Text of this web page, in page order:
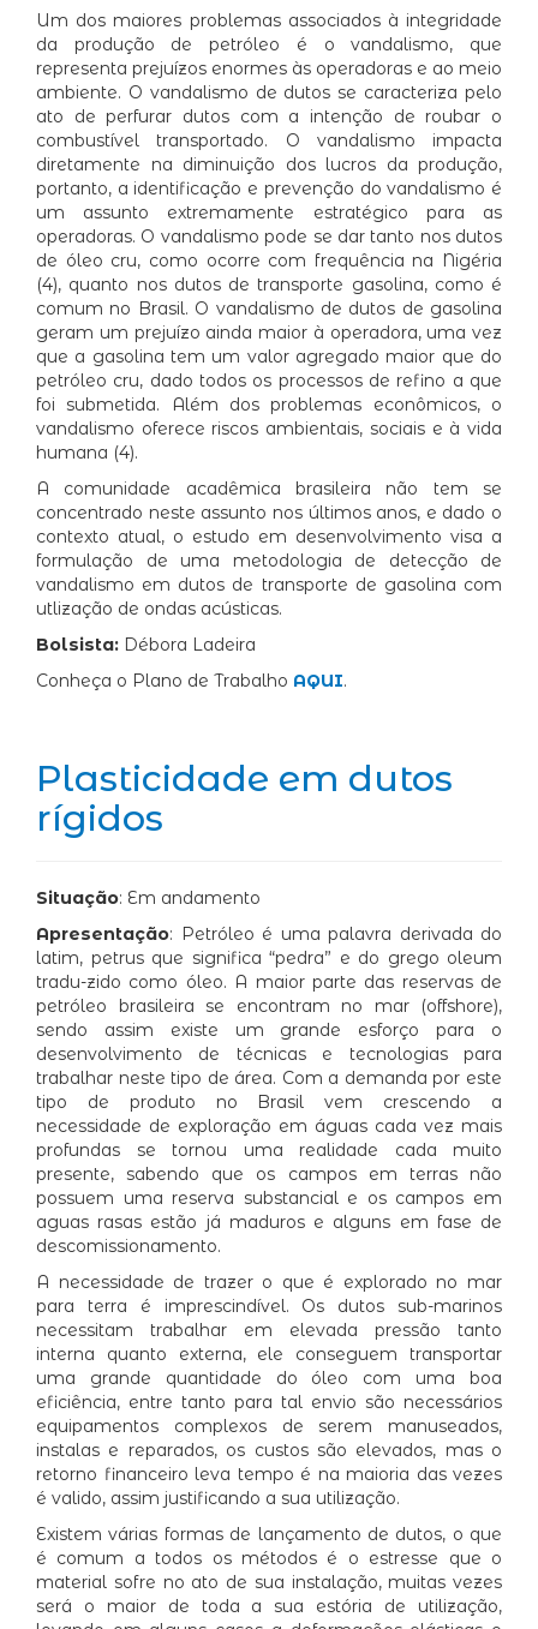
Um dos maiores problemas associados à integridade
da produção de petróleo é o vandalismo, que
representa prejuízos enormes às operadoras e ao meio
ambiente. O vandalismo de dutos se caracteriza pelo
ato de perfurar dutos com a intenção de roubar o
combustível transportado. O vandalismo impacta
diretamente na diminuição dos lucros da produção,
portanto, a identificação e prevenção do vandalismo é
um assunto extremamente estratégico para as
operadoras. O vandalismo pode se dar tanto nos dutos
de óleo cru, como ocorre com frequência na Nigéria
(4), quanto nos dutos de transporte gasolina, como é
comum no Brasil. O vandalismo de dutos de gasolina
geram um prejuízo ainda maior à operadora, uma vez
que a gasolina tem um valor agregado maior que do
petróleo cru, dado todos os processos de refino a que
foi submetida. Além dos problemas econômicos, o
vandalismo oferece riscos ambientais, sociais e à vida
humana (4).
A comunidade acadêmica brasileira não tem se
concentrado neste assunto nos últimos anos, e dado o
contexto atual, o estudo em desenvolvimento visa a
formulação de uma metodologia de detecção de
vandalismo em dutos de transporte de gasolina com
utlização de ondas acústicas.
Bolsista: Débora Ladeira
Conheça o Plano de Trabalho AQUI.
Plasticidade em dutos
rígidos
Situação: Em andamento
Apresentação: Petróleo é uma palavra derivada do
latim, petrus que significa “pedra” e do grego oleum
tradu-zido como óleo. A maior parte das reservas de
petróleo brasileira se encontram no mar (offshore),
sendo assim existe um grande esforço para o
desenvolvimento de técnicas e tecnologias para
trabalhar neste tipo de área. Com a demanda por este
tipo de produto no Brasil vem crescendo a
necessidade de exploração em águas cada vez mais
profundas se tornou uma realidade cada muito
presente, sabendo que os campos em terras não
possuem uma reserva substancial e os campos em
aguas rasas estão já maduros e alguns em fase de
descomissionamento.
A necessidade de trazer o que é explorado no mar
para terra é imprescindível. Os dutos sub-marinos
necessitam trabalhar em elevada pressão tanto
interna quanto externa, ele conseguem transportar
uma grande quantidade do óleo com uma boa
eficiência, entre tanto para tal envio são necessários
equipamentos complexos de serem manuseados,
instalas e reparados, os custos são elevados, mas o
retorno financeiro leva tempo é na maioria das vezes
é valido, assim justificando a sua utilização.
Existem várias formas de lançamento de dutos, o que
é comum a todos os métodos é o estresse que o
material sofre no ato de sua instalação, muitas vezes
será o maior de toda a sua estória de utilização,